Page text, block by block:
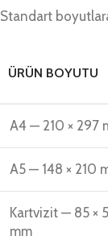
Standart
ÜRÜN BOYUTU
A4 — 210 × 297
A5 — 148 × 210
Kartvizit — 85 ×
mm